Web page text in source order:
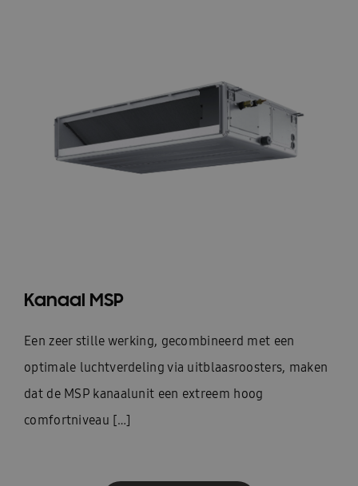
Kanaal MSP
Een zeer stille werking, gecombineerd met een
optimale luchtverdeling via uitblaasroosters, maken
dat de MSP kanaalunit een extreem hoog
comfortniveau […]